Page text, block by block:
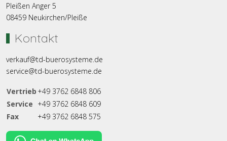
Pleißen Anger 5
08459 Neukirchen/Pleiße
Kontakt
verkauf@td-buerosysteme.de
service@td-buerosysteme.de
Vertrieb +49 3762 6848 806
Service +49 3762 6848 609
Fax
+49 3762 6848 575